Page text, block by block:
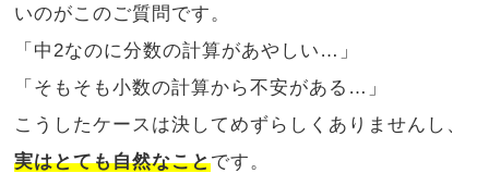
いのがこのご質問です。
「中2なのに分数の計算があやしい…」
「そもそも小数の計算から不安がある…」
こうしたケースは決してめずらしくありませんし、
実はとても自然なことです。